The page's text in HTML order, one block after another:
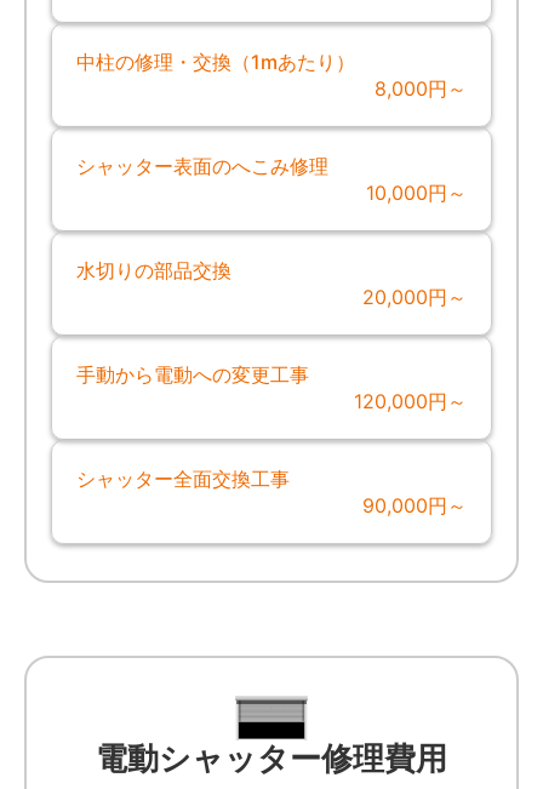
中柱の修理・交換（1mあたり）
8,000円～
シャッター表面のへこみ修理
10,000円～
水切りの部品交換
20,000円～
手動から電動への変更工事
120,000円～
シャッター全面交換工事
90,000円～
電動シャッター修理費用